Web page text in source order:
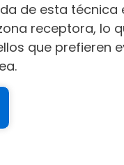
de esta técnica
receptora, lo
que prefieren